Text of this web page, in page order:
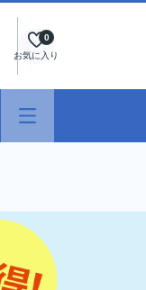
お気に入り
0